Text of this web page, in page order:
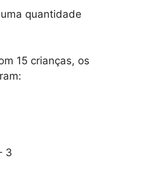
quantidade
15 crianças, os
3